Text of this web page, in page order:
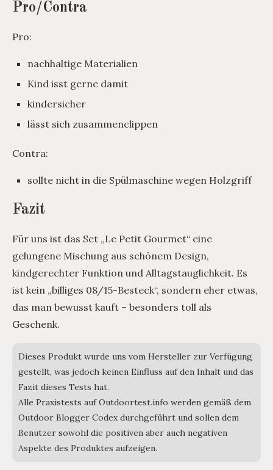
Pro/Contra
Pro:
nachhaltige Materialien
Kind isst gerne damit
kindersicher
lässt sich zusammenclippen
Contra:
sollte nicht in die Spülmaschine wegen Holzgriff
Fazit
Für uns ist das Set „Le Petit Gourmet“ eine
gelungene Mischung aus schönem Design,
kindgerechter Funktion und Alltagstauglichkeit. Es
ist kein „billiges 08/15-Besteck“, sondern eher etwas,
das man bewusst kauft – besonders toll als
Geschenk.
Dieses Produkt wurde uns vom Hersteller zur Verfügung
gestellt, was jedoch keinen Einfluss auf den Inhalt und das
Fazit dieses Tests hat.
Alle Praxistests auf Outdoortest.info werden gemäß dem
Outdoor Blogger Codex durchgeführt und sollen dem
Benutzer sowohl die positiven aber auch negativen
Aspekte des Produktes aufzeigen.